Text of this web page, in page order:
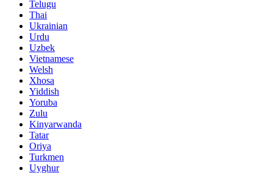
Telugu
Thai
Ukrainian
Urdu
Uzbek
Vietnamese
Welsh
Xhosa
Yiddish
Yoruba
Zulu
Kinyarwanda
Tatar
Oriya
Turkmen
Uyghur